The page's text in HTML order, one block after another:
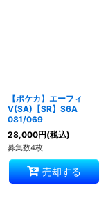
【ポケカ】エーフィ
V(SA)【SR】S6A
081/069
28,000円(税込)
募集数4枚
売却する